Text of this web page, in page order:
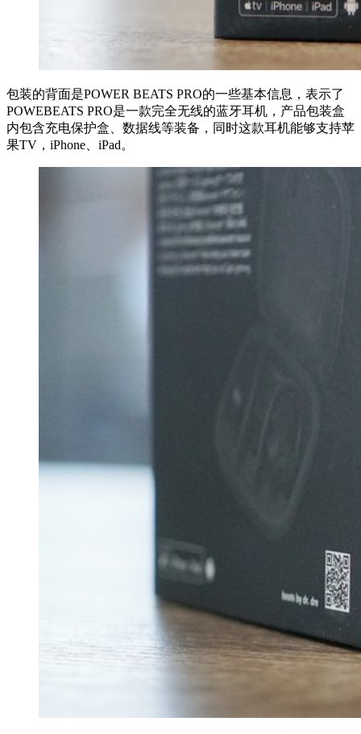
包装的背面是POWER BEATS PRO的一些基本信息，表示了
POWEBEATS PRO是一款完全无线的蓝牙耳机，产品包装盒
内包含充电保护盒、数据线等装备，同时这款耳机能够支持苹
果TV，iPhone、iPad。